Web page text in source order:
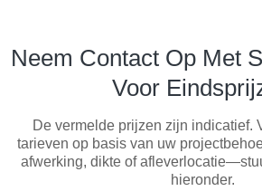
Neem Contact Op Met
Voor
De vermelde prijzen zijn indicatief.
tarieven op basis van uw
afwerking, dikte of
hieronder.